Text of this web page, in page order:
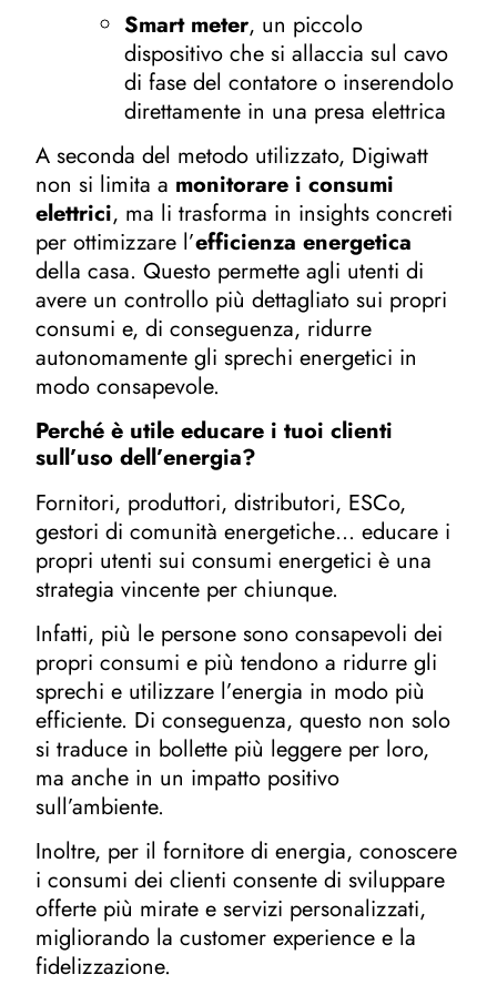
Smart meter, un piccolo
dispositivo che si allaccia sul cavo
di fase del contatore o inserendolo
direttamente in una presa elettrica
A seconda del metodo utilizzato, Digiwatt
non si limita a monitorare i consumi
elettrici, ma li trasforma in insights concreti
per ottimizzare l’efficienza energetica
della casa. Questo permette agli utenti di
avere un controllo più dettagliato sui propri
consumi e, di conseguenza, ridurre
autonomamente gli sprechi energetici in
modo consapevole.
Perché è utile educare i tuoi clienti
sull’uso dell’energia?
Fornitori, produttori, distributori, ESCo,
gestori di comunità energetiche… educare i
propri utenti sui consumi energetici è una
strategia vincente per chiunque.
Infatti, più le persone sono consapevoli dei
propri consumi e più tendono a ridurre gli
sprechi e utilizzare l’energia in modo più
efficiente. Di conseguenza, questo non solo
si traduce in bollette più leggere per loro,
ma anche in un impatto positivo
sull’ambiente.
Inoltre, per il fornitore di energia, conoscere
i consumi dei clienti consente di sviluppare
offerte più mirate e servizi personalizzati,
migliorando la customer experience e la
fidelizzazione.